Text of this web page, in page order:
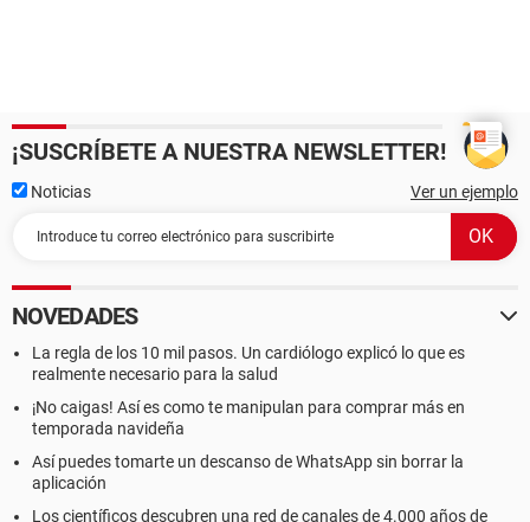
¡SUSCRÍBETE A NUESTRA NEWSLETTER!
Noticias Ver un ejemplo
NOVEDADES
La regla de los 10 mil pasos. Un cardiólogo explicó lo que es
realmente necesario para la salud
¡No caigas! Así es como te manipulan para comprar más en
temporada navideña
Así puedes tomarte un descanso de WhatsApp sin borrar la
aplicación
Los científicos descubren una red de canales de 4.000 años de